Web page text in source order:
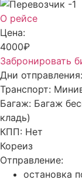
О рейсе
Цена:
4000₽
Забронировать
Дни отправления:
Транспорт:
Багаж: Багаж
кладь)
КПП: Нет
Кореиз
Отправление:
остановка